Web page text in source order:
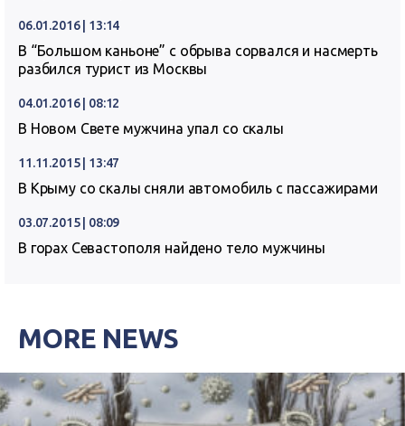
06.01.2016 | 13:14
В “Большом каньоне” с обрыва сорвался и насмерть
разбился турист из Москвы
04.01.2016 | 08:12
В Новом Свете мужчина упал со скалы
11.11.2015 | 13:47
В Крыму со скалы сняли автомобиль с пассажирами
03.07.2015 | 08:09
В горах Севастополя найдено тело мужчины
MORE NEWS